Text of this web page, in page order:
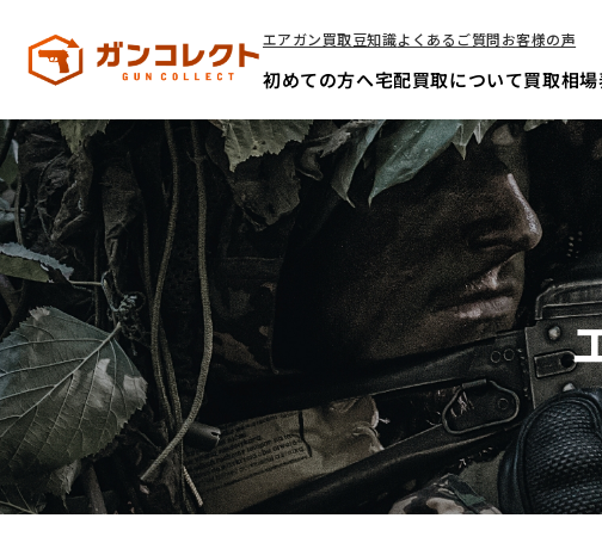
エアガン買取豆知識よくあるご質問お客様の声
初めての方へ宅配買取について買取相